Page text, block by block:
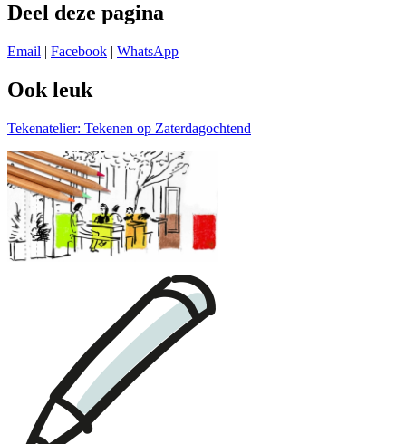
Deel deze pagina
Email | Facebook | WhatsApp
Ook leuk
Tekenatelier: Tekenen op Zaterdagochtend